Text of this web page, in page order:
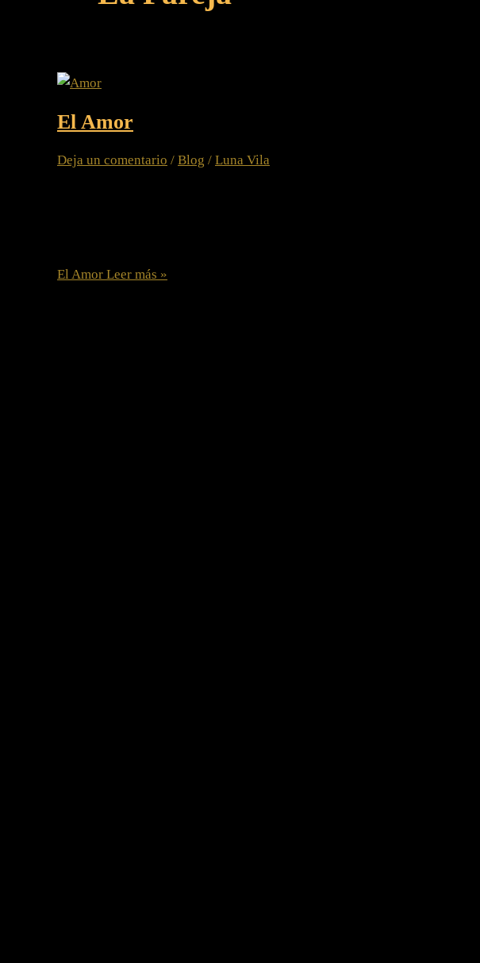
El Amor
Deja un comentario / Blog / Luna Vila
El Amor Leer más »